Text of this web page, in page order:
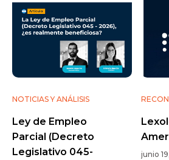
NOTICIAS Y ANÁLISIS
Ley de Empleo
Parcial (Decreto
Legislativo 045-
junio